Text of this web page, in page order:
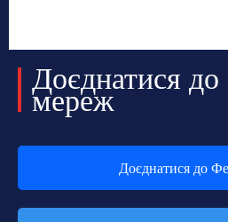
Доєднатися до
мереж
Доєднатися до